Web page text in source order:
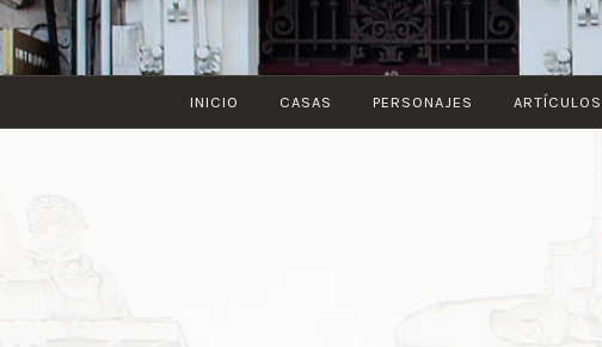
INICIO CASAS PERSONAJES ARTÍCULOS